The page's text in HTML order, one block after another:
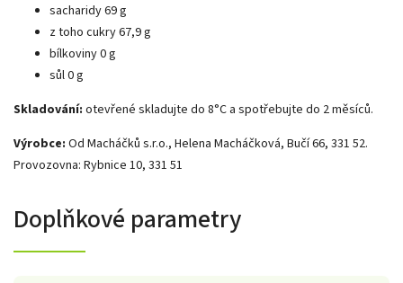
sacharidy 69 g
z toho cukry 67,9 g
bílkoviny 0 g
sůl 0 g
Skladování: otevřené skladujte do 8°C a spotřebujte do 2 měsíců.
Výrobce: Od Macháčků s.r.o., Helena Macháčková, Bučí 66, 331 52.
Provozovna: Rybnice 10, 331 51
Doplňkové parametry